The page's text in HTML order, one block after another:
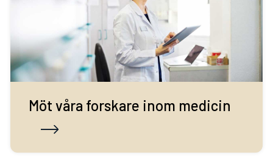
Möt våra forskare inom medicin